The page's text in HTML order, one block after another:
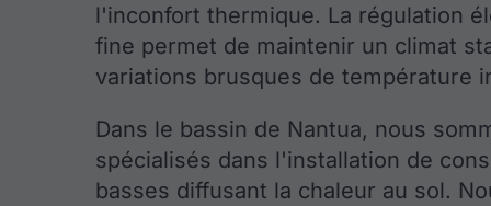
l'inconfort thermique. La régulation
fine permet de maintenir un climat
variations brusques de température
Dans le bassin de Nantua, nous
spécialisés dans l'installation de
basses diffusant la chaleur au sol.